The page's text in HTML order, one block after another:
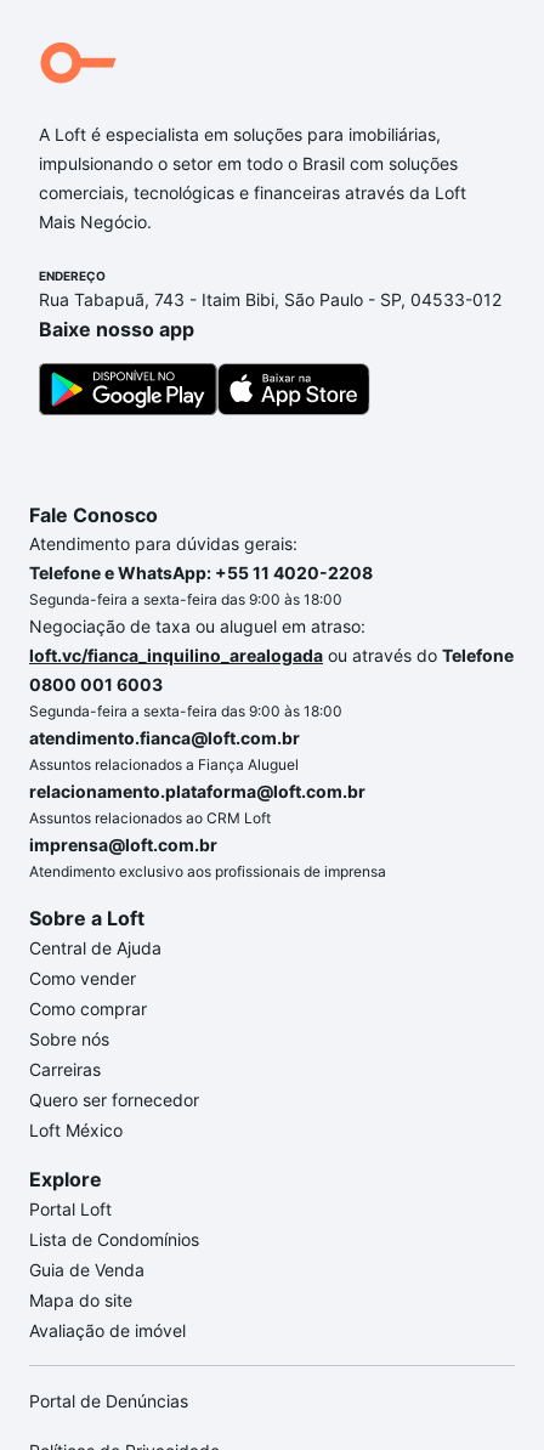
Artes, Sorocaba, SP ideal para você na Loft.
Qual o preço de Imóveis com 3 vagas à venda em
SP?
Aqui na Loft temos a oferta ideal para você, com
Imóveis com 3 vagas à venda em Jardim
custam a partir de R$ 0 e com nossas opções de
financiamento imobiliário as parcelas podem se
adequar ao seu orçamento. Se ainda tem alguma
dúvida dos custos envolvidos no processo de
compra, veja em nosso portal quanto custa comprar
A Loft é especialista em soluções para imobiliárias,
impulsionando o setor em todo o Brasil com soluções
comerciais, tecnológicas e financeiras através da Loft
Mais Negócio.
ENDEREÇO
Rua Tabapuã, 743 - Itaim Bibi, São Paulo - SP, 04533-012
Baixe nosso app
Fale Conosco
Atendimento para dúvidas gerais:
Telefone e WhatsApp: +55 11 4020-2208
Segunda-feira a sexta-feira das 9:00 às 18:00
Negociação de taxa ou aluguel em atraso:
loft.vc/fianca_inquilino_arealogada ou através do Telefone
0800 001 6003
Segunda-feira a sexta-feira das 9:00 às 18:00
atendimento.fianca@loft.com.br
Assuntos relacionados a Fiança Aluguel
relacionamento.plataforma@loft.com.br
Assuntos relacionados ao CRM Loft
imprensa@loft.com.br
Atendimento exclusivo aos profissionais de imprensa
Sobre a Loft
Central de Ajuda
Como vender
Como comprar
Sobre nós
Carreiras
Quero ser fornecedor
Loft México
Explore
Portal Loft
Lista de Condomínios
Guia de Venda
Mapa do site
Avaliação de imóvel
Portal de Denúncias